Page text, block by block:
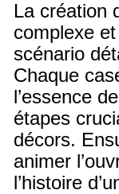
La création
complexe
scénario
Chaque
l’essence
étapes
décors.
animer
l’histoire